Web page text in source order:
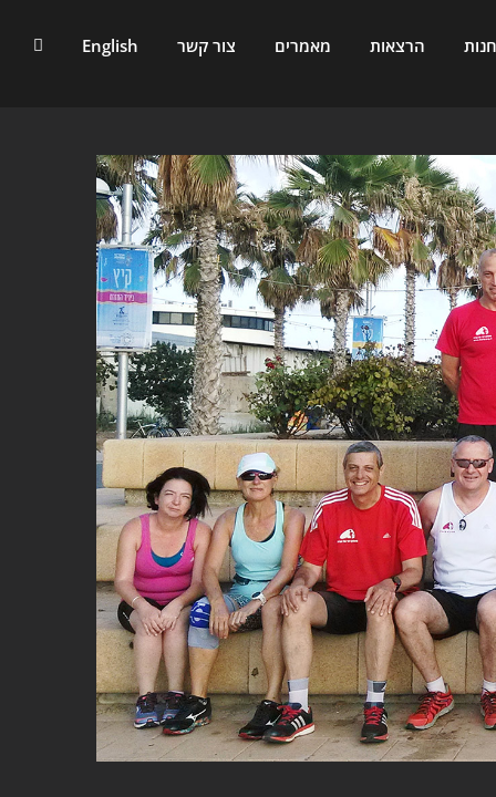
חנות הרצאות מאמרים צור קשר English